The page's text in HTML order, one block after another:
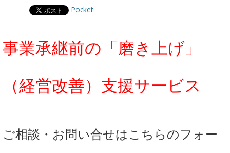
Pocket
事業承継前の「磨き上げ」
（経営改善）支援サービス
ご相談・お問い合せはこちらのフォー